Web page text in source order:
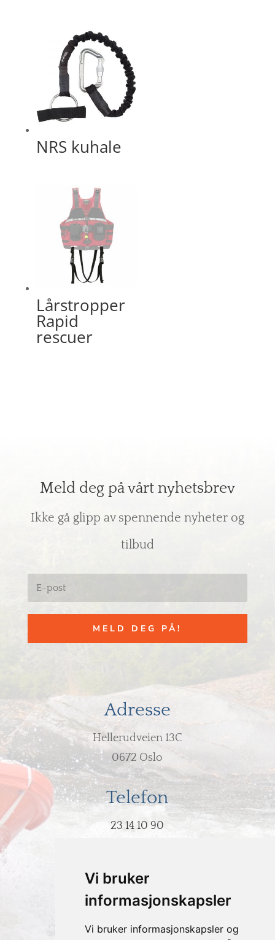
Vi bruker
informasjonskapsler
Vi bruker informasjonskapsler og
NRS kuhale
Lårstropper
Rapid
rescuer
Meld deg på vårt nyhetsbrev
Ikke gå glipp av spennende nyheter og
tilbud
MELD DEG PÅ!
Adresse
Hellerudveien 13C
0672 Oslo
Telefon
23 14 10 90
post@hodeovervann.no